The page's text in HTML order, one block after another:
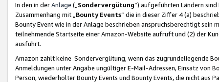
In den in derAnlage („ Sondervergütung“) aufgeführten Ländern
Zusammenhang mit „ Bounty Events“ die in dieser Ziffer 4 (a)
Bounty Event wie in der Anlage beschrieben anspruchsberechtigt sein
teilnehmende Startseite einer Amazon-Website aufruft und (2) der
ausführt.
Amazon zahlt keine Sondervergütung, wenn das zugrundeliegende
Anmeldungen unter Angabe ungültiger E-Mail-Adressen, Einsatz von
Person, wiederholter Bounty Events und Bounty Events, die nicht